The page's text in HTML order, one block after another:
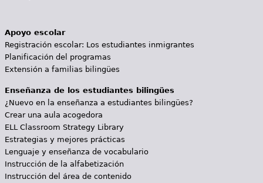
Apoyo escolar
Registración escolar: Los estudiantes inmigrantes
Planificación del programas
Extensión a familias bilingües
Enseñanza de los estudiantes bilingües
¿Nuevo en la enseñanza a estudiantes bilingües?
Crear una aula acogedora
ELL Classroom Strategy Library
Estrategias y mejores prácticas
Lenguaje y enseñanza de vocabulario
Instrucción de la alfabetización
Instrucción del área de contenido